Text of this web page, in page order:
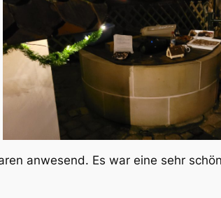
anwesend. Es war eine sehr